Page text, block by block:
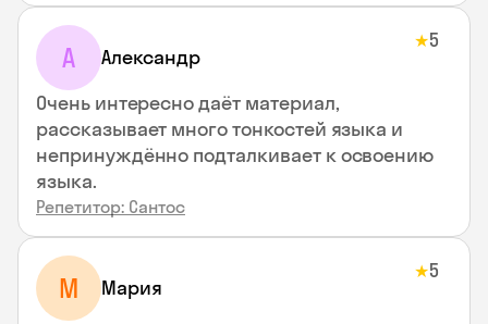
А Александр
★5
Очень интересно даёт материал,
рассказывает много тонкостей языка и
непринуждённо подталкивает к освоению
языка.
Репетитор: Сантос
М Мария
★5